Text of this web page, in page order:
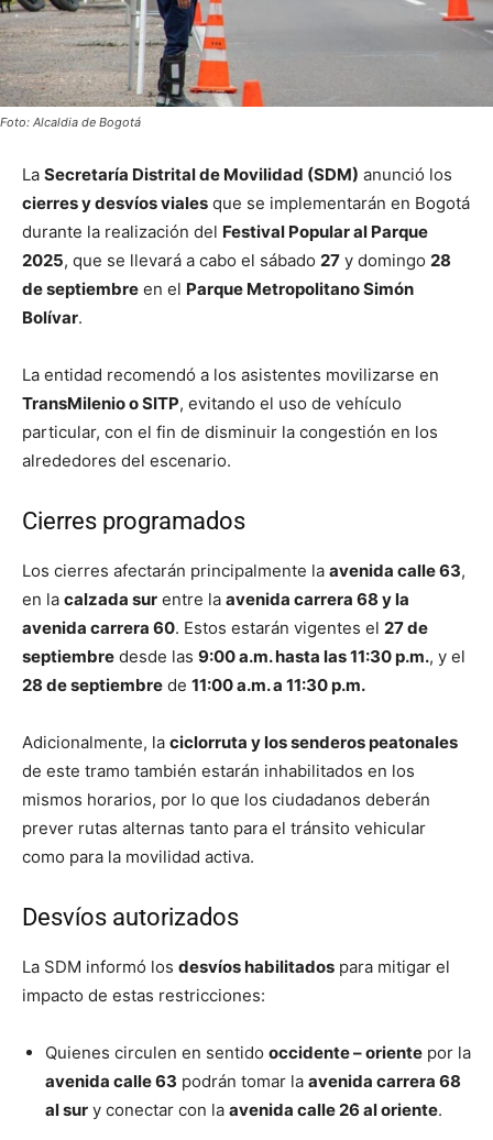
Foto: Alcaldia de Bogotá
La Secretaría Distrital de Movilidad (SDM) anunció los
cierres y desvíos viales que se implementarán en Bogotá
durante la realización del Festival Popular al Parque
2025, que se llevará a cabo el sábado 27 y domingo 28
de septiembre en el Parque Metropolitano Simón
Bolívar.
La entidad recomendó a los asistentes movilizarse en
TransMilenio o SITP, evitando el uso de vehículo
particular, con el fin de disminuir la congestión en los
alrededores del escenario.
Cierres programados
Los cierres afectarán principalmente la avenida calle 63,
en la calzada sur entre la avenida carrera 68 y la
avenida carrera 60. Estos estarán vigentes el 27 de
septiembre desde las 9:00 a.m. hasta las 11:30 p.m., y el
28 de septiembre de 11:00 a.m. a 11:30 p.m.
Adicionalmente, la ciclorruta y los senderos peatonales
de este tramo también estarán inhabilitados en los
mismos horarios, por lo que los ciudadanos deberán
prever rutas alternas tanto para el tránsito vehicular
como para la movilidad activa.
Desvíos autorizados
La SDM informó los desvíos habilitados para mitigar el
impacto de estas restricciones:
Quienes circulen en sentido occidente – oriente por la
avenida calle 63 podrán tomar la avenida carrera 68
al sur y conectar con la avenida calle 26 al oriente.